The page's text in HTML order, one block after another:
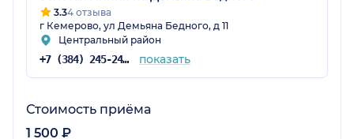
3.34 отзыва
г Кемерово, ул Демьяна Бедного, д 11
Центральный район
+7 (384) 245-24-52 показать
Стоимость приёма
1 500 ₽